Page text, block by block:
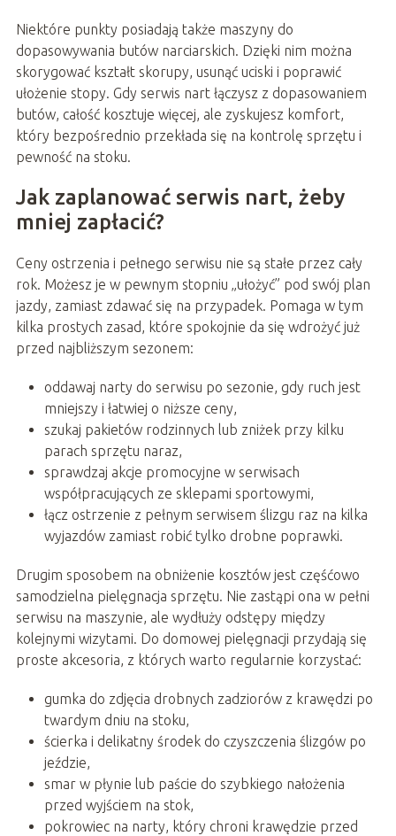
Niektóre punkty posiadają także maszyny do
dopasowywania butów narciarskich. Dzięki nim można
skorygować kształt skorupy, usunąć uciski i poprawić
ułożenie stopy. Gdy serwis nart łączysz z dopasowaniem
butów, całość kosztuje więcej, ale zyskujesz komfort,
który bezpośrednio przekłada się na kontrolę sprzętu i
pewność na stoku.
Jak zaplanować serwis nart, żeby
mniej zapłacić?
Ceny ostrzenia i pełnego serwisu nie są stałe przez cały
rok. Możesz je w pewnym stopniu „ułożyć” pod swój plan
jazdy, zamiast zdawać się na przypadek. Pomaga w tym
kilka prostych zasad, które spokojnie da się wdrożyć już
przed najbliższym sezonem:
oddawaj narty do serwisu po sezonie, gdy ruch jest
mniejszy i łatwiej o niższe ceny,
szukaj pakietów rodzinnych lub zniżek przy kilku
parach sprzętu naraz,
sprawdzaj akcje promocyjne w serwisach
współpracujących ze sklepami sportowymi,
łącz ostrzenie z pełnym serwisem ślizgu raz na kilka
wyjazdów zamiast robić tylko drobne poprawki.
Drugim sposobem na obniżenie kosztów jest częśćowo
samodzielna pielęgnacja sprzętu. Nie zastąpi ona w pełni
serwisu na maszynie, ale wydłuży odstępy między
kolejnymi wizytami. Do domowej pielęgnacji przydają się
proste akcesoria, z których warto regularnie korzystać:
gumka do zdjęcia drobnych zadziorów z krawędzi po
twardym dniu na stoku,
ścierka i delikatny środek do czyszczenia ślizgów po
jeździe,
smar w płynie lub paście do szybkiego nałożenia
przed wyjściem na stok,
pokrowiec na narty, który chroni krawędzie przed